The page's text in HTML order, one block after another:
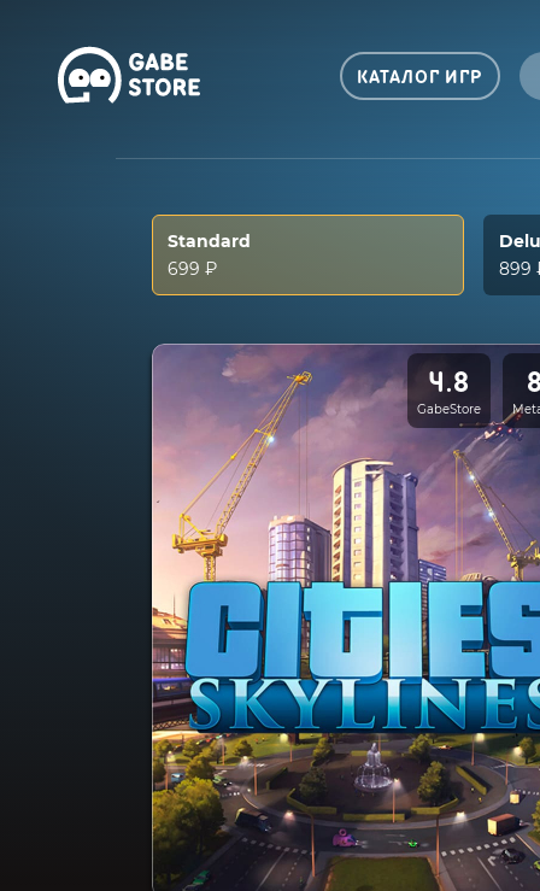
КАТАЛОГ ИГР
Standard
699 ₽
899
4.8
GabeStore